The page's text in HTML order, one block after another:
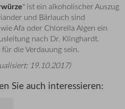
" ist ein alkoholischer Auszug
und Bärlauch sind
Afa oder Chlorella Algen ein
nach Dr. Klinghardt.
die Verdauung sein.
19.10.2017)
Sie auch interessieren: